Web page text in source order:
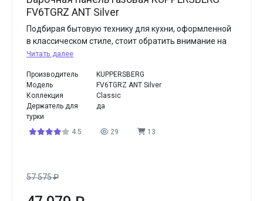
FV6TGRZ ANT Silver
Подбирая бытовую технику для кухни, оформленной
в классическом стиле, стоит обратить внимание на
Читать далее
Производитель
KUPPERSBERG
Модель
FV6TGRZ ANT Silver
Коллекция
Classic
Держатель для
турки
да
4.5 29 13
57 575₽